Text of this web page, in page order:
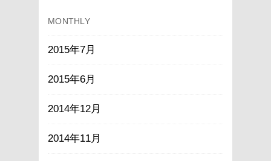
MONTHLY
2015年7月
2015年6月
2014年12月
2014年11月